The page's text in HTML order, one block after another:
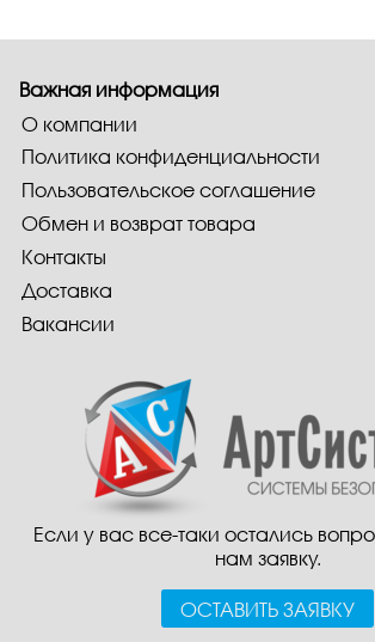
Если у вас все-таки остались
нам заявку.
ОСТАВИТЬ ЗАЯВКУ
Важная информация
О компании
Политика конфиденциальности
Пользовательское соглашение
Обмен и возврат товара
Контакты
Доставка
Вакансии